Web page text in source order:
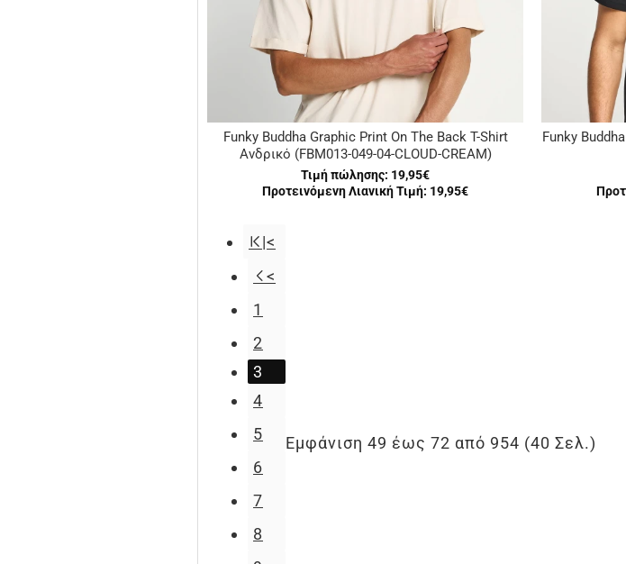
Funky Buddha Graphic Print On The Back T-Shirt
Ανδρικό (FBM013-049-04-CLOUD-CREAM)
Τιμή πώλησης: 19,95€
Προτεινόμενη Λιανική Τιμή: 19,95€
Funky
|<
<
1
2
3
4
5
6
7
8
Εμφάνιση 49 έως 72 από 954 (40 Σελ.)